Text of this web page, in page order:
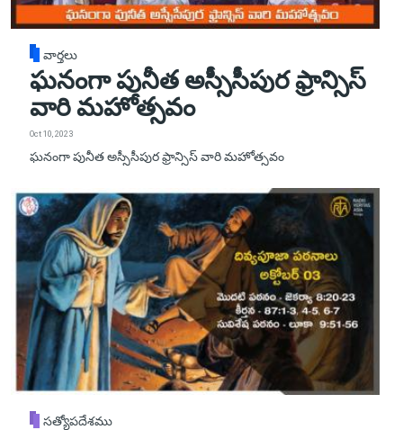
వార్తలు
ఘనంగా పునీత అస్సీసీపుర ఫ్రాన్సిస్
వారి మహోత్సవం
Oct 10, 2023
ఘనంగా పునీత అస్సీసీపుర ఫ్రాన్సిస్ వారి మహోత్సవం
సత్యోపదేశము